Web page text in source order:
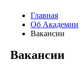
Главная
Об Академии
Вакансии
Вакансии